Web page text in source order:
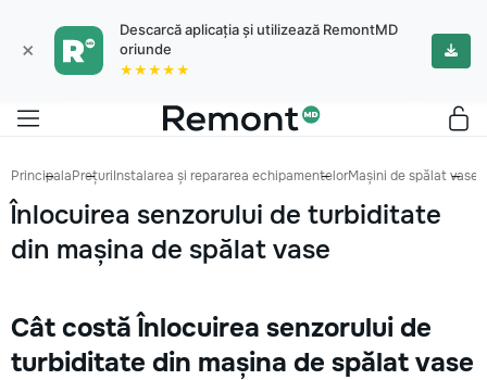
×
Descarcă aplicația și utilizează RemontMD
oriunde
★★★★★
PrincipalaPrețuriInstalarea și repararea echipamentelorMașini de spălat vase
Înlocuirea senzorului de turbiditate
din mașina de spălat vase
Cât costă Înlocuirea senzorului de
turbiditate din mașina de spălat vase